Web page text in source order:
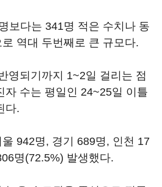
보다는 341명 적은 수치나 동
역대 두번째로 큰 규모다.
영되기까지 1~2일 걸리는 점
자 수는 평일인 24~25일 이틀
다.
942명, 경기 689명, 인천 17
명(72.5%) 발생했다.